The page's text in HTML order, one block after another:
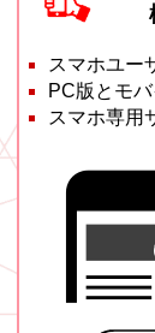
スマホユー
PC版とモ
スマホ専用